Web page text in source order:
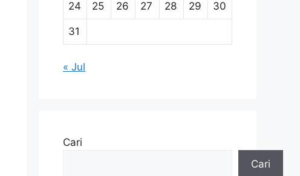
24 25 26 27 28 29 30
31
« Jul
Cari
Cari